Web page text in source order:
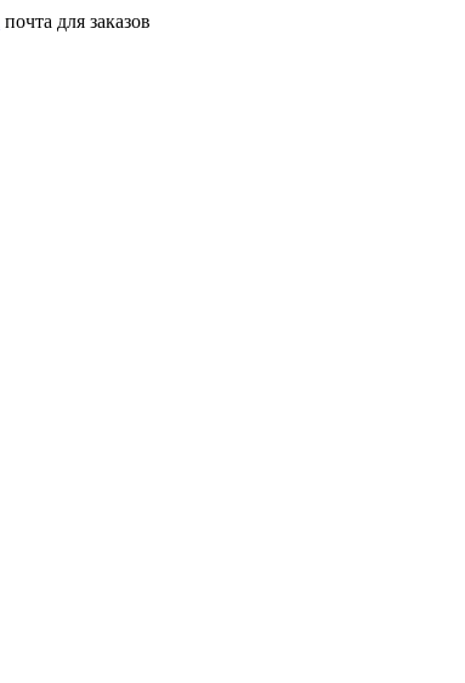
почта для заказов